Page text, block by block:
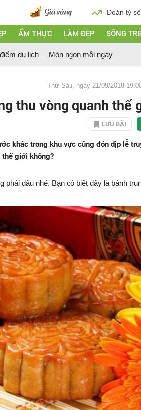
Đoán tỷ số
ẨM THỰC LÀM ĐẸP SỐNG TRẺ
du lịch Món ngon mỗi ngày
Thứ Sáu, ngày 21/09/2018
thu vòng quanh thế
LƯU BÀI
khác trong khu vực cũng đón dịp lễ
thế giới không?
đâu nhé. Bạn có biết đây là bánh